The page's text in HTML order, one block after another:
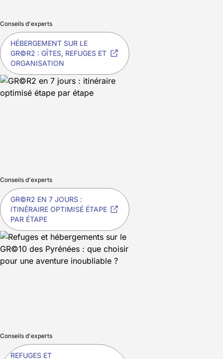
Conseils d'experts
HÉBERGEMENT SUR LE
GR©R2 : GÎTES, REFUGES ET
ORGANISATION
Conseils d'experts
GR©R2 EN 7 JOURS :
ITINÉRAIRE OPTIMISÉ ÉTAPE
PAR ÉTAPE
Conseils d'experts
REFUGES ET